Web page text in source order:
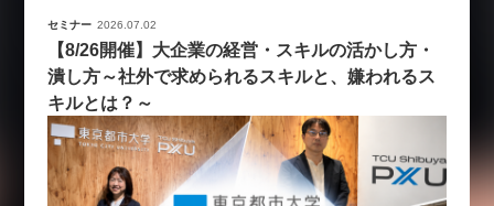
セミナー 2026.07.02
【8/26開催】大企業の経営・スキルの活かし方・
潰し方～社外で求められるスキルと、嫌われるス
キルとは？～